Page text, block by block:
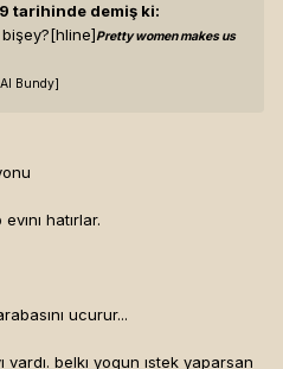
tarihinde demiş ki:
Pretty women makes us
[Al Bundy]
hatırlar.
ucurur...
belkı yogun ıstek yaparsan